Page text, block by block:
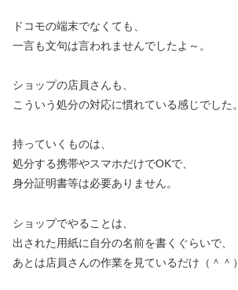
ドコモの端末でなくても、
一言も文句は言われませんでしたよ～。
ショップの店員さんも、
こういう処分の対応に慣れている感じでした。
持っていくものは、
処分する携帯やスマホだけでOKで、
身分証明書等は必要ありません。
ショップでやることは、
出された用紙に自分の名前を書くぐらいで、
あとは店員さんの作業を見ているだけ（＾＾）